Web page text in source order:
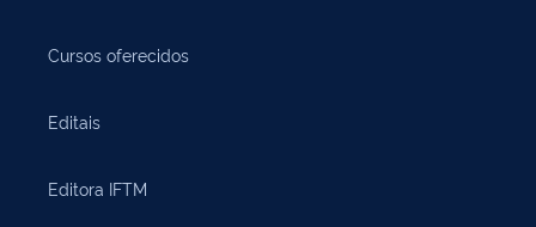
Cursos oferecidos
Editais
Editora IFTM